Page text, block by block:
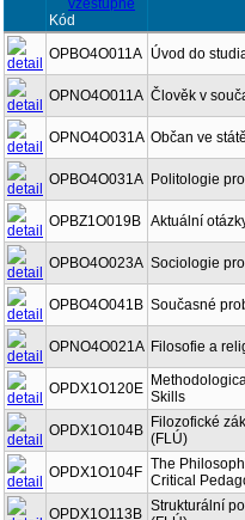
Kód
OPBO4O011A Úvod do
OPNO4O011A Člověk v
OPNO4O031A Občan ve státě
OPBO4O031A Politologie
OPBZ1O019B Aktuální
OPBO4O023A Sociologie
OPBO4O041B Současné
OPNO4O021A Filosofie a
OPDX1O120E Skills
OPDX1O104B Filozofické
(FLÚ)
OPDX1O104F The
Critical
OPDX1O113B Strukturální